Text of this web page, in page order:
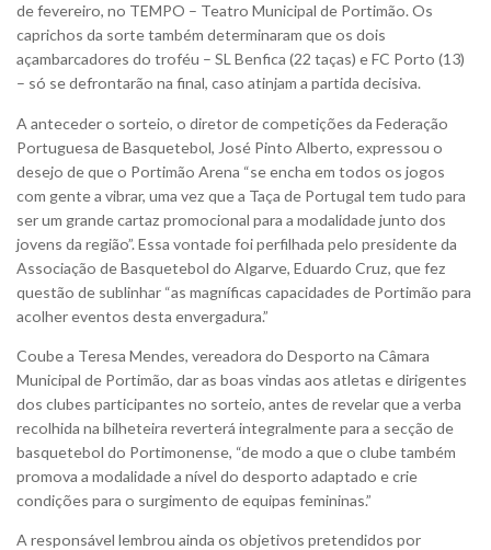
de fevereiro, no TEMPO – Teatro Municipal de Portimão. Os
caprichos da sorte também determinaram que os dois
açambarcadores do troféu – SL Benfica (22 taças) e FC Porto (13)
– só se defrontarão na final, caso atinjam a partida decisiva.
A anteceder o sorteio, o diretor de competições da Federação
Portuguesa de Basquetebol, José Pinto Alberto, expressou o
desejo de que o Portimão Arena “se encha em todos os jogos
com gente a vibrar, uma vez que a Taça de Portugal tem tudo para
ser um grande cartaz promocional para a modalidade junto dos
jovens da região”. Essa vontade foi perfilhada pelo presidente da
Associação de Basquetebol do Algarve, Eduardo Cruz, que fez
questão de sublinhar “as magníficas capacidades de Portimão para
acolher eventos desta envergadura.”
Coube a Teresa Mendes, vereadora do Desporto na Câmara
Municipal de Portimão, dar as boas vindas aos atletas e dirigentes
dos clubes participantes no sorteio, antes de revelar que a verba
recolhida na bilheteira reverterá integralmente para a secção de
basquetebol do Portimonense, “de modo a que o clube também
promova a modalidade a nível do desporto adaptado e crie
condições para o surgimento de equipas femininas.”
A responsável lembrou ainda os objetivos pretendidos por